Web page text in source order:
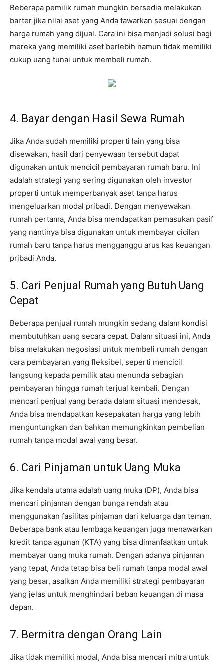
Beberapa pemilik rumah mungkin bersedia melakukan
barter jika nilai aset yang Anda tawarkan sesuai dengan
harga rumah yang dijual. Cara ini bisa menjadi solusi bagi
mereka yang memiliki aset berlebih namun tidak memiliki
cukup uang tunai untuk membeli rumah.
4. Bayar dengan Hasil Sewa Rumah
Jika Anda sudah memiliki properti lain yang bisa
disewakan, hasil dari penyewaan tersebut dapat
digunakan untuk mencicil pembayaran rumah baru. Ini
adalah strategi yang sering digunakan oleh investor
properti untuk memperbanyak aset tanpa harus
mengeluarkan modal pribadi. Dengan menyewakan
rumah pertama, Anda bisa mendapatkan pemasukan pasif
yang nantinya bisa digunakan untuk membayar cicilan
rumah baru tanpa harus mengganggu arus kas keuangan
pribadi Anda.
5. Cari Penjual Rumah yang Butuh Uang
Cepat
Beberapa penjual rumah mungkin sedang dalam kondisi
membutuhkan uang secara cepat. Dalam situasi ini, Anda
bisa melakukan negosiasi untuk membeli rumah dengan
cara pembayaran yang fleksibel, seperti mencicil
langsung kepada pemilik atau menunda sebagian
pembayaran hingga rumah terjual kembali. Dengan
mencari penjual yang berada dalam situasi mendesak,
Anda bisa mendapatkan kesepakatan harga yang lebih
menguntungkan dan bahkan memungkinkan pembelian
rumah tanpa modal awal yang besar.
6. Cari Pinjaman untuk Uang Muka
Jika kendala utama adalah uang muka (DP), Anda bisa
mencari pinjaman dengan bunga rendah atau
menggunakan fasilitas pinjaman dari keluarga dan teman.
Beberapa bank atau lembaga keuangan juga menawarkan
kredit tanpa agunan (KTA) yang bisa dimanfaatkan untuk
membayar uang muka rumah. Dengan adanya pinjaman
yang tepat, Anda tetap bisa beli rumah tanpa modal awal
yang besar, asalkan Anda memiliki strategi pembayaran
yang jelas untuk menghindari beban keuangan di masa
depan.
7. Bermitra dengan Orang Lain
Jika tidak memiliki modal, Anda bisa mencari mitra untuk